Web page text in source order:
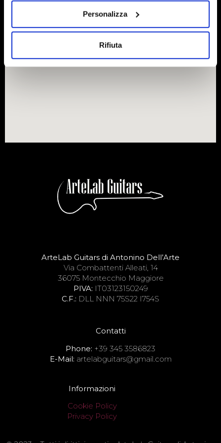
Personalizza
Rifiuta
ArteLab Guitars di Antonino Dell’Arte
Via Combattenti Alleati, 14
36075 Montecchio Maggiore
PIVA: IT03123150249
C.F.: DLL NNN 75S22 I754S
Contatti
Phone: +39 345 3586823
E-Mail: artelabguitars@gmail.com
Informazioni
Cookie Policy
Privacy Policy